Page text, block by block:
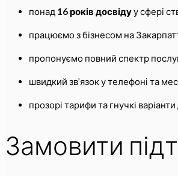
понад 16 років досвідуу сфері
працюємо з бізнесом на
пропонуємо повний спектр
швидкий зв’язок у телефоні та
прозорі тарифи та гнучкі
Замовити